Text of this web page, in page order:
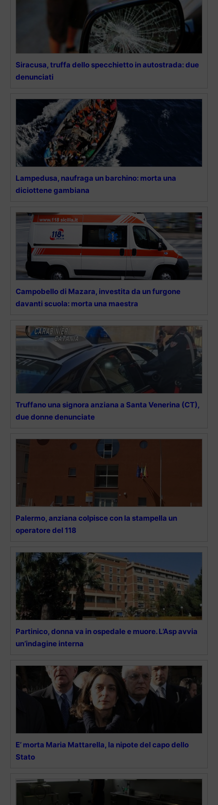
Siracusa, truffa dello specchietto in autostrada: due
denunciati
Lampedusa, naufraga un barchino: morta una
diciottene gambiana
Campobello di Mazara, investita da un furgone
davanti scuola: morta una maestra
Truffano una signora anziana a Santa Venerina (CT),
due donne denunciate
Palermo, anziana colpisce con la stampella un
operatore del 118
Partinico, donna va in ospedale e muore. L’Asp avvia
un’indagine interna
E’ morta Maria Mattarella, la nipote del capo dello
Stato